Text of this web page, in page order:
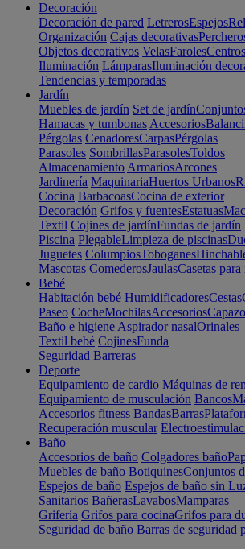
Decoración
Decoración de pared LetrerosEspejos
Organización Cajas decorativas
Objetos decorativos VelasFaroles
Iluminación LámparasIluminación
Tendencias y temporadas
Jardín
Muebles de jardín Set de jardín
Hamacas y tumbonas Accesorios
Pérgolas CenadoresCarpasPérgolas
Parasoles SombrillasParasolesToldos
Almacenamiento ArmariosArcones
Jardinería MaquinariaHuertos Urbanos
Cocina BarbacoasCocina de exterior
Decoración Grifos y fuentesEstatuas
Textil Cojines de jardínFundas de jardín
Piscina PlegableLimpieza de piscinas
Juguetes ColumpiosToboganes
Mascotas ComederosJaulasCasetas para
Bebé
Habitación bebé HumidificadoresCestas
Paseo CocheMochilasAccesorios
Baño e higiene Aspirador nasalOrinales
Textil bebé CojinesFunda
Seguridad Barreras
Deporte
Equipamiento de cardio Máquinas de
Equipamiento de musculación Bancos
Accesorios fitness BandasBarras
Recuperación muscular
Baño
Accesorios de baño Colgadores baño
Muebles de baño BotiquinesConjuntos
Espejos de baño Espejos de baño sin
Sanitarios BañerasLavabosMamparas
Grifería Grifos para cocinaGrifos para
Seguridad de baño Barras de seguridad